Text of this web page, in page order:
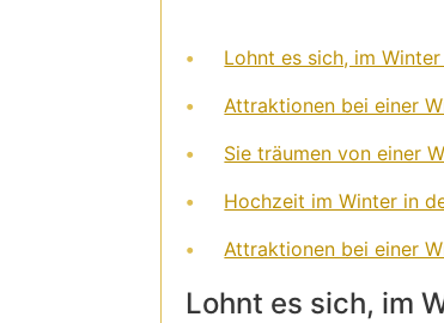
Lohnt es sich, im
Attraktionen bei einer
Sie träumen von einer
Hochzeit im Winter in
Attraktionen bei einer
Lohnt es sich, im